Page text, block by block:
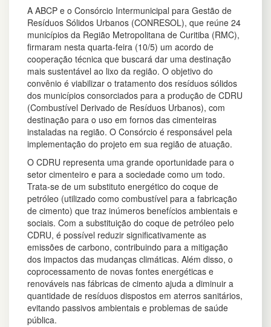
A ABCP e o Consórcio Intermunicipal para Gestão de
Resíduos Sólidos Urbanos (CONRESOL), que reúne 24
municípios da Região Metropolitana de Curitiba (RMC),
firmaram nesta quarta-feira (10/5) um acordo de
cooperação técnica que buscará dar uma destinação
mais sustentável ao lixo da região. O objetivo do
convênio é viabilizar o tratamento dos resíduos sólidos
dos municípios consorciados para a produção de CDRU
(Combustível Derivado de Resíduos Urbanos), com
destinação para o uso em fornos das cimenteiras
instaladas na região. O Consórcio é responsável pela
implementação do projeto em sua região de atuação.
O CDRU representa uma grande oportunidade para o
setor cimenteiro e para a sociedade como um todo.
Trata-se de um substituto energético do coque de
petróleo (utilizado como combustível para a fabricação
de cimento) que traz inúmeros benefícios ambientais e
sociais. Com a substituição do coque de petróleo pelo
CDRU, é possível reduzir significativamente as
emissões de carbono, contribuindo para a mitigação
dos impactos das mudanças climáticas. Além disso, o
coprocessamento de novas fontes energéticas e
renováveis nas fábricas de cimento ajuda a diminuir a
quantidade de resíduos dispostos em aterros sanitários,
evitando passivos ambientais e problemas de saúde
pública.